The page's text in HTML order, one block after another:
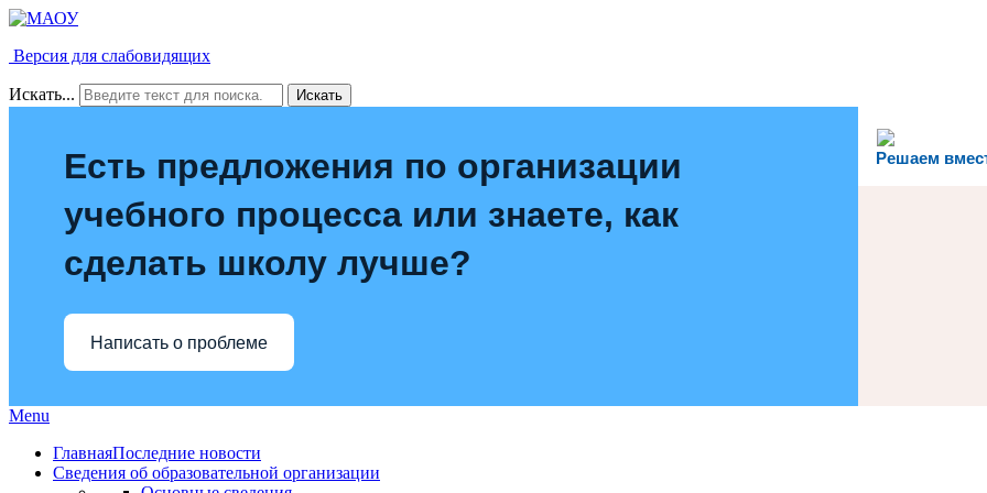
Версия для слабовидящих
Искать... Искать
Решаем
Есть предложения по организации
учебного процесса или знаете, как
сделать школу лучше?
Написать о проблеме
Menu
ГлавнаяПоследние новости
Сведения об образовательной организации